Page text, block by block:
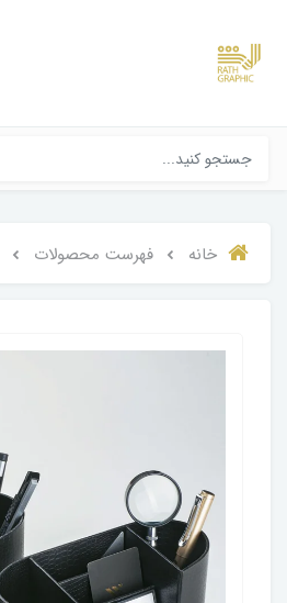
خانه فهرست محصولات